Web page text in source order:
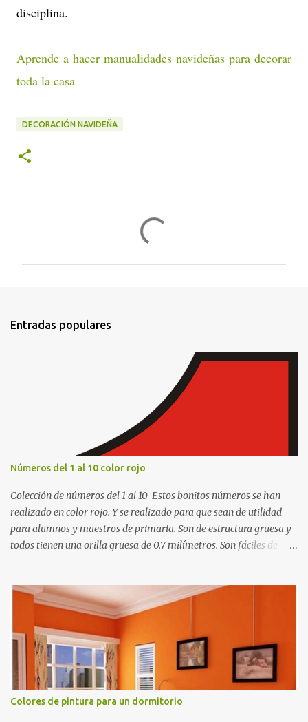
disciplina.
Aprende a hacer manualidades navideñas para decorar
toda la casa
DECORACIÓN NAVIDEÑA
t
Entradas populares
Números del 1 al 10 color rojo
Colección de números del 1 al 10 Estos bonitos números se han
realizado en color rojo. Y se realizado para que sean de utilidad
para alumnos y maestros de primaria. Son de estructura gruesa y
todos tienen una orilla gruesa de 0.7 milímetros. Son fáciles de
matemáticos, para decorar los cumpleaños de los niños, entre
otras cosas.
Colores de pintura para un dormitorio